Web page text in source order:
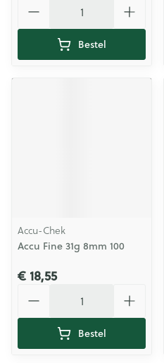
Bestel
Accu-Chek
Accu Fine 31g 8mm 100
€ 18,55
Bestel